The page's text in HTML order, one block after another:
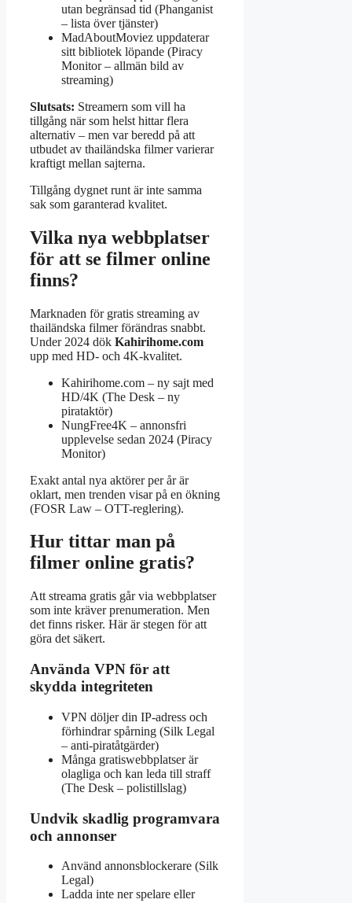
utan begränsad tid (Phanganist
– lista över tjänster)
MadAboutMoviez uppdaterar
sitt bibliotek löpande (Piracy
Monitor – allmän bild av
streaming)
Slutsats: Streamern som vill ha
tillgång när som helst hittar flera
alternativ – men var beredd på att
utbudet av thailändska filmer varierar
kraftigt mellan sajterna.
Tillgång dygnet runt är inte samma
sak som garanterad kvalitet.
Vilka nya webbplatser
för att se filmer online
finns?
Marknaden för gratis streaming av
thailändska filmer förändras snabbt.
Under 2024 dök Kahirihome.com
upp med HD- och 4K-kvalitet.
Kahirihome.com – ny sajt med
HD/4K (The Desk – ny
pirataktör)
NungFree4K – annonsfri
upplevelse sedan 2024 (Piracy
Monitor)
Exakt antal nya aktörer per år är
oklart, men trenden visar på en ökning
(FOSR Law – OTT-reglering).
Hur tittar man på
filmer online gratis?
Att streama gratis går via webbplatser
som inte kräver prenumeration. Men
det finns risker. Här är stegen för att
göra det säkert.
Använda VPN för att
skydda integriteten
VPN döljer din IP-adress och
förhindrar spårning (Silk Legal
– anti-piratåtgärder)
Många gratiswebbplatser är
olagliga och kan leda till straff
(The Desk – polistillslag)
Undvik skadlig programvara
och annonser
Använd annonsblockerare (Silk
Legal)
Ladda inte ner spelare eller